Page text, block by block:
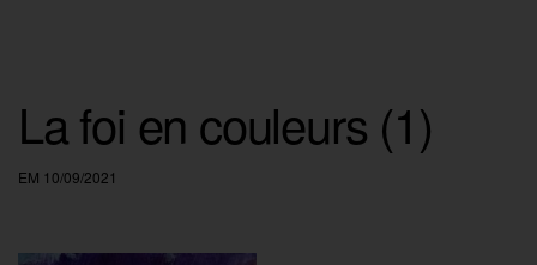
La foi en couleurs (1)
EM 10/09/2021